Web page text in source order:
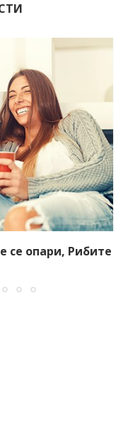
се опари, Рибите